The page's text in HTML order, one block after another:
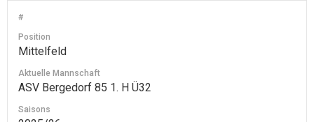
#
Position
Mittelfeld
Aktuelle Mannschaft
ASV Bergedorf 85 1. H Ü32
Saisons